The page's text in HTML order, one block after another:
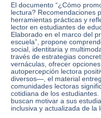
El documento “¿Cómo
lectura? Recomendaciones
herramientas prácticas y
lector en estudiantes de
Elaborado en el marco del
escuela”, propone
social, identitaria y
través de estrategias
vernáculas, ofrecer
autopercepción lectora
diversos—, el material
comunidades lectoras
cotidiana de los
buscan motivar a sus
inclusiva y actualizada de la